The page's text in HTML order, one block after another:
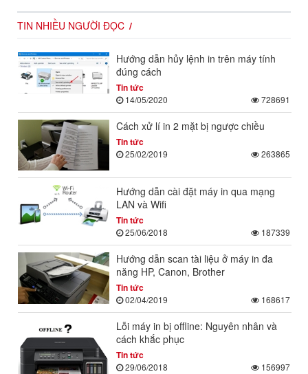
TIN NHIỀU NGƯỜI ĐỌC
Hướng dẫn hủy lệnh in trên máy tính
đúng cách
Tin tức
14/05/2020 728691
Cách xử lí in 2 mặt bị ngược chiều
Tin tức
25/02/2019 263865
Hướng dẫn cài đặt máy in qua mạng
LAN và Wifi
Tin tức
25/06/2018 187339
Hướng dẫn scan tài liệu ở máy in đa
năng HP, Canon, Brother
Tin tức
02/04/2019 168617
Lỗi máy in bị offline: Nguyên nhân và
cách khắc phục
Tin tức
29/06/2018 156997